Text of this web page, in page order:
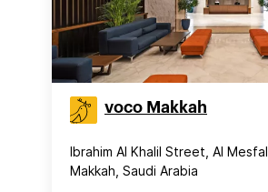
voco Makkah
Ibrahim Al Khalil Street, Al
Makkah, Saudi Arabia